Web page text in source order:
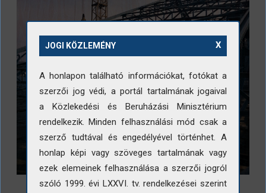
X
JOGI KÖZLEMÉNY
A honlapon található információkat, fotókat a
szerzői jog védi, a portál tartalmának jogaival
a Közlekedési és Beruházási Minisztérium
rendelkezik. Minden felhasználási mód csak a
szerző tudtával és engedélyével történhet. A
honlap képi vagy szöveges tartalmának vagy
ezek elemeinek felhasználása a szerzői jogról
szóló 1999. évi LXXVI. tv. rendelkezései szerint